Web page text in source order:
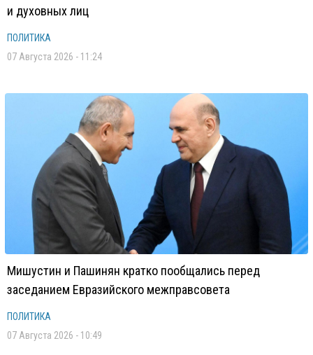
и духовных лиц
ПОЛИТИКА
07 Августа 2026 - 11:24
Мишустин и Пашинян кратко пообщались перед
заседанием Евразийского межправсовета
ПОЛИТИКА
07 Августа 2026 - 10:49